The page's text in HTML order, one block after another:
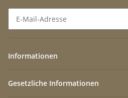
Informationen
Gesetzliche Informationen